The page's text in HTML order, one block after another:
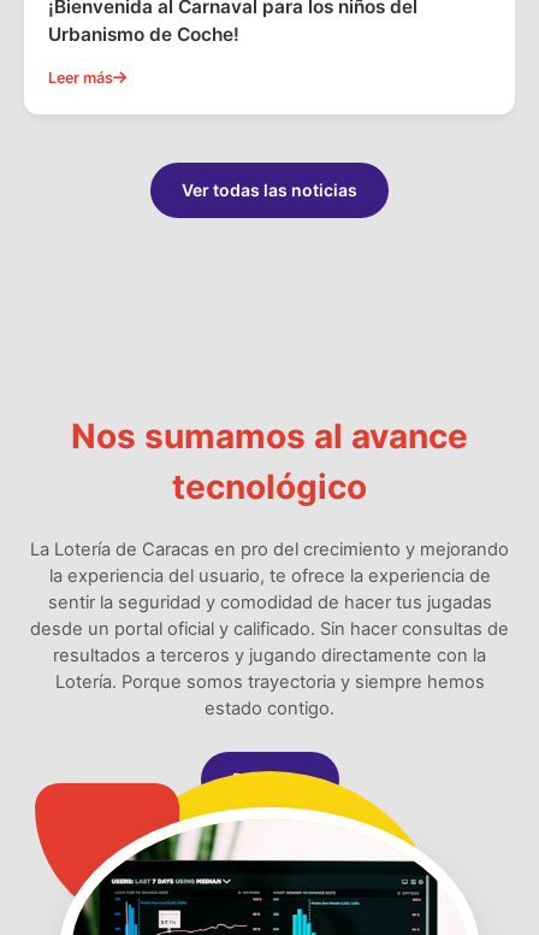
¡Bienvenida al Carnaval para los niños del
Urbanismo de Coche!
Leer más
Ver todas las noticias
Nos sumamos al avance
tecnológico
La Lotería de Caracas en pro del crecimiento y mejorando
la experiencia del usuario, te ofrece la experiencia de
sentir la seguridad y comodidad de hacer tus jugadas
desde un portal oficial y calificado. Sin hacer consultas de
resultados a terceros y jugando directamente con la
Lotería. Porque somos trayectoria y siempre hemos
estado contigo.
Registrar